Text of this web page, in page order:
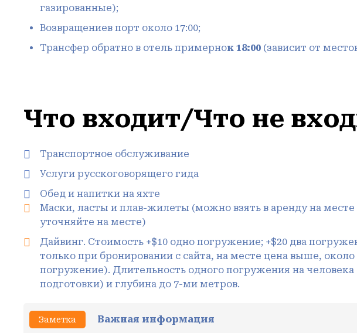
газированные);
Возвращениев порт около 17:00;
Трансфер обратно в отель примернок 18:00 (зависит от
Что входит/Что не
Транспортное обслуживание
Услуги русскоговорящего гида
Обед и напитки на яхте
Маски, ласты и плав-жилеты (можно взять в аренду на месте
уточняйте на месте)
Дайвинг. Стоимость +$10 одно погружение; +$20 два
только при бронировании с сайта, на месте цена выше, около
погружение). Длительность одного погружения на человека
подготовки) и глубина до 7-ми метров.
Заметка Важная информация